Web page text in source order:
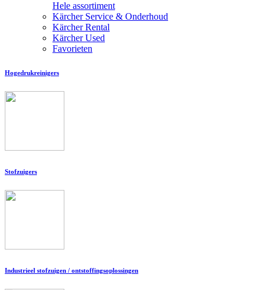
Hele assortiment
Kärcher Service & Onderhoud
Kärcher Rental
Kärcher Used
Favorieten
Hogedrukreinigers
Stofzuigers
Industrieel stofzuigen / ontstoffingsoplossingen